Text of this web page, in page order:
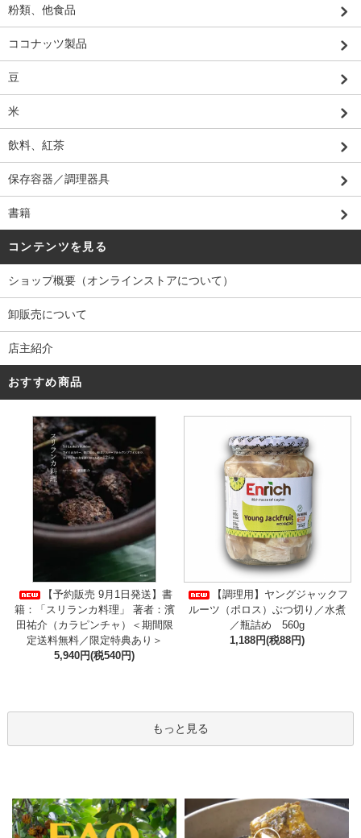
粉類、他食品
ココナッツ製品
豆
米
飲料、紅茶
保存容器／調理器具
書籍
コンテンツを見る
ショップ概要（オンラインストアについて）
卸販売について
店主紹介
おすすめ商品
【予約販売 9月1日発送】書
籍：「スリランカ料理」 著者：濱
田祐介（カラピンチャ）＜期間限
定送料無料／限定特典あり＞
5,940円(税540円)
【調理用】ヤングジャックフ
ルーツ（ポロス）ぶつ切り／水煮
／瓶詰め 560g
1,188円(税88円)
もっと見る